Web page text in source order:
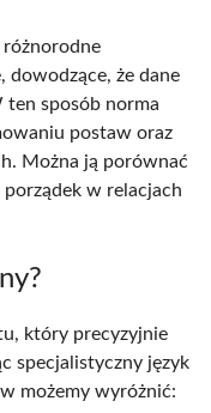
różnorodne
dowodzące, że dane
ten sposób norma
postaw oraz
Można ją porównać
w relacjach
który precyzyjnie
specjalistyczny język
możemy wyróżnić: